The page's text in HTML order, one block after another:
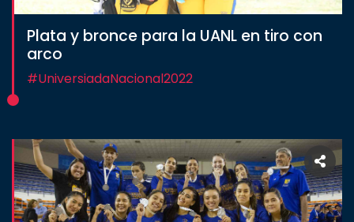
Plata y bronce para la UANL en tiro con
arco
#UniversiadaNacional2022